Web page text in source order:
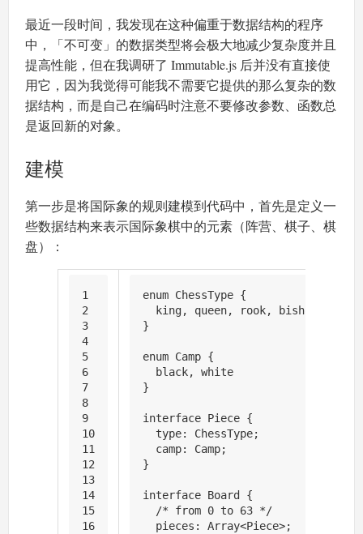
最近一段时间，我发现在这种偏重于数据结构的程序
中，「不可变」的数据类型将会极大地减少复杂度并且
提高性能，但在我调研了 Immutable.js 后并没有直接使
用它，因为我觉得可能我不需要它提供的那么复杂的数
据结构，而是自己在编码时注意不要修改参数、函数总
是返回新的对象。
建模
第一步是将国际象的规则建模到代码中，首先是定义一
些数据结构来表示国际象棋中的元素（阵营、棋子、棋
盘）：
1
2
3
4
5
6
7
8
9
10
11
12
13
14
15
16
enum ChessType {
king, queen, rook, bishop,
}
enum Camp {
  black, white
}
interface Piece {
type: ChessType;
camp: Camp;
}
interface Board
{
/* from 0 to 63 */
pieces : Array<Piece>;